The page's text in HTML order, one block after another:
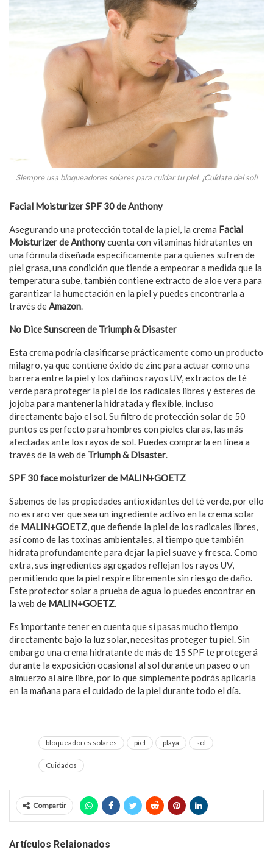
Siempre usa bloqueadores solares para cuidar tu piel. ¡Cuídate del sol!
Facial Moisturizer SPF 30 de Anthony
Asegurando una protección total de la piel, la crema Facial
MoisturizerdeAnthonycuenta con vitaminas hidratantes en
una fórmula diseñada específicamente para quienes sufren de
piel grasa, una condición que tiende a empeorar a medida que la
temperatura sube, también contiene extracto de aloe vera para
garantizar la humectación en la piel y puedes encontrarla a
través deAmazon.
No Dice Sunscreen de Triumph & Disaster
Esta crema podría clasificarse prácticamente como un producto
milagro, ya que contiene óxido de zinc para actuar como una
barrera entre la piel y los dañinos rayos UV, extractos de té
verde para proteger la piel de los radicales libres y ésteres de
jojoba para mantenerla hidratada y flexible, incluso
directamente bajo el sol. Su filtro de protección solar de 50
puntos es perfecto para hombres con pieles claras, las más
afectadas ante los rayos de sol. Puedes comprarla en línea a
través de la web de Triumph & Disaster.
SPF 30 face moisturizer de MALIN+GOETZ
Sabemos de las propiedades antioxidantes del té verde, por ello
no es raro ver que sea un ingrediente activo en la crema solar
de MALIN+GOETZ, que defiende la piel de los radicales libres,
así como de las toxinas ambientales, al tiempo que también
hidrata profundamente para dejar la piel suave y fresca. Como
extra, sus ingredientes agregados reflejan los rayos UV,
permitiendo que la piel respire libremente sin riesgo de daño.
Este protector solar a prueba de agua lo puedes encontrar en
la web de MALIN+GOETZ.
Es importante tener en cuenta que si pasas mucho tiempo
directamente bajo la luz solar, necesitas proteger tu piel. Sin
embargo una crema hidratante de más de 15 SPF te protegerá
durante la exposición ocasional al sol durante un paseo o un
almuerzo al aire libre, por lo que simplemente podrás aplicarla
en la mañana para el cuidado de la piel durante todo el día.
bloqueadores solares piel playa sol
Cuidados
Compartir
Artículos Relaionados